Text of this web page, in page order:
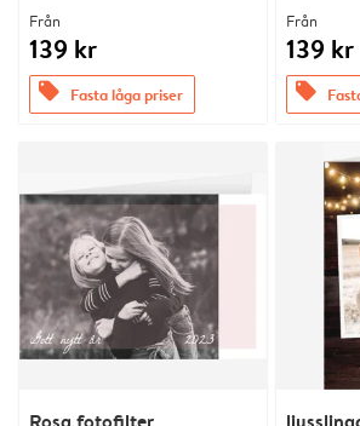
Från
139 kr
offers Fasta låga priser
Från
139 kr
offers